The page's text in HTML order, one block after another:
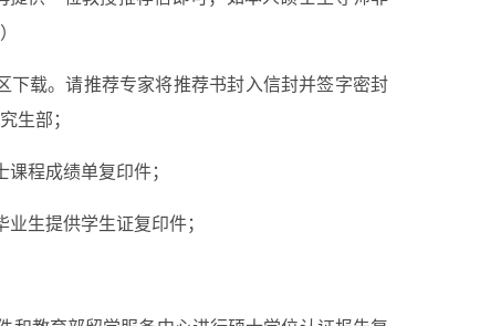
下载。请推荐专家将推荐书封入信封并签字密封
生部；
程成绩单复印件；
生提供学生证复印件；